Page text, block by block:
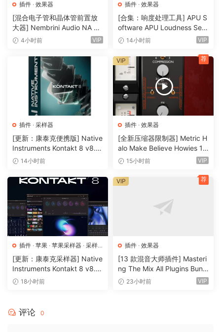
插件 · 效果器
[混合电子管和晶体管前置放
大器] Nembrini Audio NA Ba
ss 3500 v1.0.0 Incl Keygen-
4小时前 VIP
插件 · 效果器
[合集：响度处理工具] APU S
oftware APU Loudness Seri
es v5.7.0 Incl Keygen-R2R
14小时前 VIP
插件 · 采样器
[更新：康泰克便携版] Native
Instruments Kontakt 8 v8.1
2.1 PORTABLE-vkDanilov
14小时前
插件 · 效果器
[全新压缩器限制器] Metric H
alo Make Believe Howies 17
9 v4.1.17-R2R [WiN]（30.0
15小时前 VIP
VIP 荐
插件 · 苹果 · 苹果采样器 · 采样
器
[更新：康泰克采样器] Native
Instruments Kontakt 8 v8.1
2.1 [WiN, MacOSX]（1.2GB
18小时前
插件 · 效果器
[13 款混音大师插件] Masteri
ng The Mix All Plugins Bundl
e v2026.08.03 [WiN, MacO
23小时前 VIP
VIP 荐
评论 0